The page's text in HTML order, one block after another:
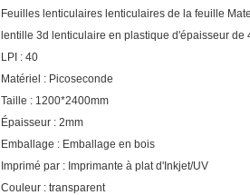
Feuilles lenticulaires lenticulaires de la feuille
lentille 3d lenticulaire en plastique d'épaisseur de
LPI : 40
Matériel : Picoseconde
Taille : 1200*2400mm
Épaisseur : 2mm
Emballage : Emballage en bois
Imprimé par : Imprimante à plat d'Inkjet/UV
Couleur : transparent